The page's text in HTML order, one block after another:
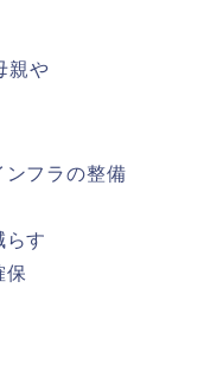
親や
ンフラの整備
らす
保